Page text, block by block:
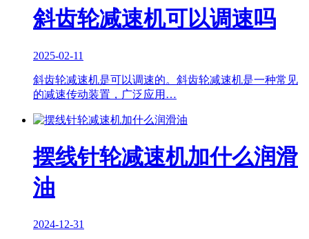
斜齿轮减速机可以调速吗
2025-02-11
斜齿轮减速机是可以调速的。斜齿轮减速机是一种常见
的减速传动装置，广泛应用…
摆线针轮减速机加什么润滑
油
2024-12-31